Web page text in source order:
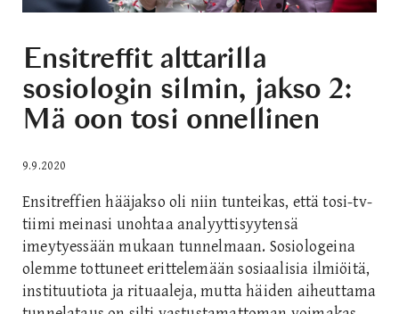
Ensitreffit alttarilla
sosiologin silmin, jakso 2:
Mä oon tosi onnellinen
9.9.2020
Ensitreffien hääjakso oli niin tunteikas, että tosi-tv-
tiimi meinasi unohtaa analyyttisyytensä
imeytyessään mukaan tunnelmaan. Sosiologeina
olemme tottuneet erittelemään sosiaalisia ilmiöitä,
instituutiota ja rituaaleja, mutta häiden aiheuttama